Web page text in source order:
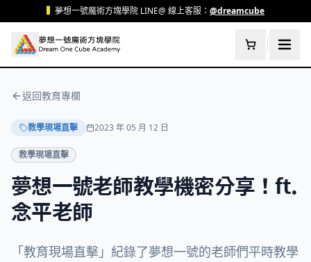
跳至主要內容夢想一號魔術方塊學院 LINE@ 線上客服： @dreamcube
返回教育專欄
教學現場直擊 2023 年 05 月 12 日
教學現場直擊
夢想一號老師教學機密分享！ft.
念平老師
「教育現場直擊」紀錄了夢想一號的老師們平時教學